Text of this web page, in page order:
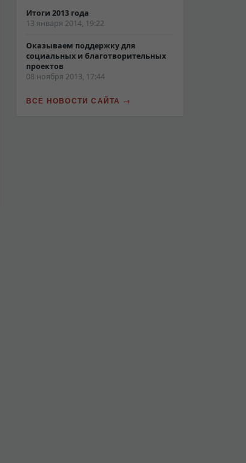
Итоги 2013 года
13 января 2014, 19:22
Оказываем поддержку для
социальных и благотворительных
проектов
08 ноября 2013, 17:44
ВСЕ НОВОСТИ САЙТА